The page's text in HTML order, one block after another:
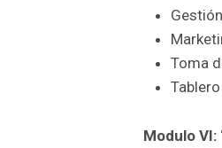
Toma
Modulo